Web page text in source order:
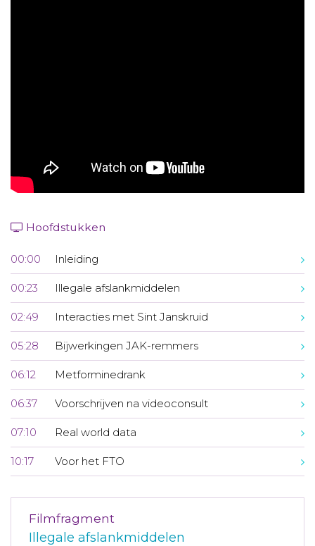
Hoofdstukken
00:00 Inleiding
00:23 Illegale afslankmiddelen
02:49 Interacties met Sint Janskruid
05:28 Bijwerkingen JAK-remmers
06:12 Metforminedrank
06:37 Voorschrijven na videoconsult
07:10 Real world data
10:17 Voor het FTO
Filmfragment
Illegale afslankmiddelen